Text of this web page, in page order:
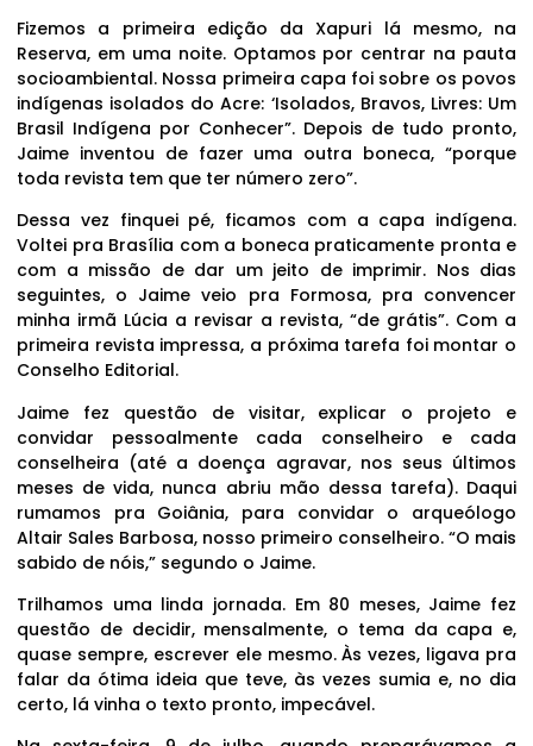
Fizemos a primeira edição da Xapuri lá mesmo, na
Reserva, em uma noite. Optamos por centrar na pauta
socioambiental. Nossa primeira capa foi sobre os povos
indígenas isolados do Acre: ‘Isolados, Bravos, Livres: Um
Brasil Indígena por Conhecer”. Depois de tudo pronto,
Jaime inventou de fazer uma outra boneca, “porque
toda revista tem que ter número zero”.
Dessa vez finquei pé, ficamos com a capa indígena.
Voltei pra Brasília com a boneca praticamente pronta e
com a missão de dar um jeito de imprimir. Nos dias
seguintes, o Jaime veio pra Formosa, pra convencer
minha irmã Lúcia a revisar a revista, “de grátis”. Com a
primeira revista impressa, a próxima tarefa foi montar o
Conselho Editorial.
Jaime fez questão de visitar, explicar o projeto e
convidar pessoalmente cada conselheiro e cada
conselheira (até a doença agravar, nos seus últimos
meses de vida, nunca abriu mão dessa tarefa). Daqui
rumamos pra Goiânia, para convidar o arqueólogo
Altair Sales Barbosa, nosso primeiro conselheiro. “O mais
sabido de nóis,” segundo o Jaime.
Trilhamos uma linda jornada. Em 80 meses, Jaime fez
questão de decidir, mensalmente, o tema da capa e,
quase sempre, escrever ele mesmo. Às vezes, ligava pra
falar da ótima ideia que teve, às vezes sumia e, no dia
certo, lá vinha o texto pronto, impecável.